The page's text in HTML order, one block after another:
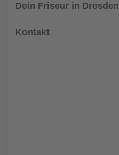
Dein Friseur in Dresden
Kontakt